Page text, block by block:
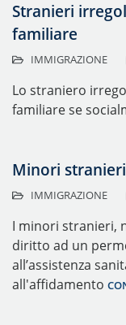
Stranieri
familiare
IMMIGRAZIONE
Lo straniero
familiare se
Minori
IMMIGRAZIONE
I minori stranieri,
diritto ad un
all’assistenza
all'affidamento